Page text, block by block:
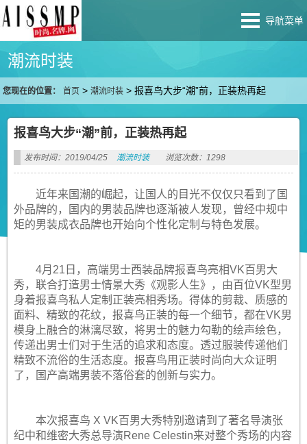
导航菜单
潮流时装
您现在的位置： 首页 >潮流时装 >报喜鸟大步“潮”前，正装热再起
报喜鸟大步“潮”前，正装热再起
发布时间：2019/04/25 潮流时装 浏览次数：1298
近年来国潮的崛起，让国人的目光不仅仅只看到了国
外品牌的，国内的男装品牌也逐渐被人发现，曾经中规中
矩的男装成衣品牌也开始向个性化定制与特色发展。
4月21日，高端男士西装品牌报喜鸟亮相VK百男大
秀，联合打造男士情景大秀《观影人生》，由百位VK型男
身着报喜鸟私人定制正装亮相秀场。得体的剪裁、质感的
面料、精致的花纹，报喜鸟正装的每一个细节，都在VK男
模身上融合的淋漓尽致，将男士的魅力勾勒的绘声绘色，
传递出男士们对于生活的追求和态度。透过服装传递他们
精致不流俗的生活态度。报喜鸟用正装时尚向大众证明
了，国产高端男装不落俗套的创新与实力。
本次报喜鸟 X VK百男大秀特别邀请到了著名导演张
纪中和维密大秀总导演Rene Celestin来对整个秀场的内容